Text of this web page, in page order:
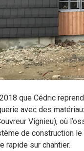
2018 que Cédric
avec des
Vignieu), où
de construction
rapide sur chantier.